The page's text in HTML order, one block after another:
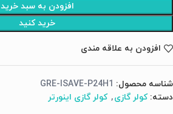
افزودن به سبد خرید
خرید کنید
افزودن به علاقه مندی
شناسه محصول: GRE-ISAVE-P24H1
دسته: کولر گازی, کولر گازی اینورتر